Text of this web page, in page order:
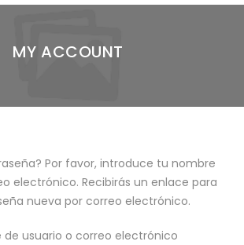
MY ACCOUNT
Por favor, introduce tu nombre
electrónico. Recibirás un enlace para
nueva por correo electrónico.
de usuario o correo electrónico